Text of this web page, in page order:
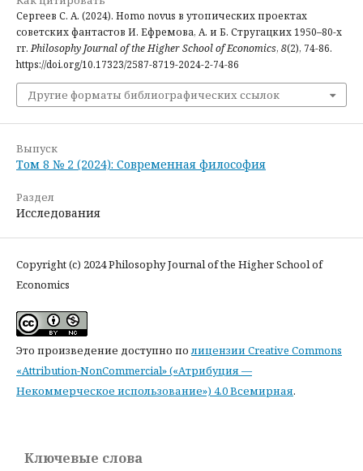
Сергеев С. А. (2024). Homo novus в утопических проектах
советских фантастов И. Ефремова, А. и Б. Стругацких 1950–80-х
гг.Philosophy Journal of the Higher School of Economics, 8(2), 74-86.
https://doi.org/10.17323/2587-8719-2024-2-74-86
Другие форматы библиографических ссылок
Выпуск
Том 8 № 2 (2024): Современная философия
Раздел
Исследования
Copyright (c) 2024 Philosophy Journal of the Higher School of
Economics
Это произведение доступно полицензии Creative Commons
«Attribution-NonCommercial» («Атрибуция —
Некоммерческое использование») 4.0 Всемирная.
Ключевые слова